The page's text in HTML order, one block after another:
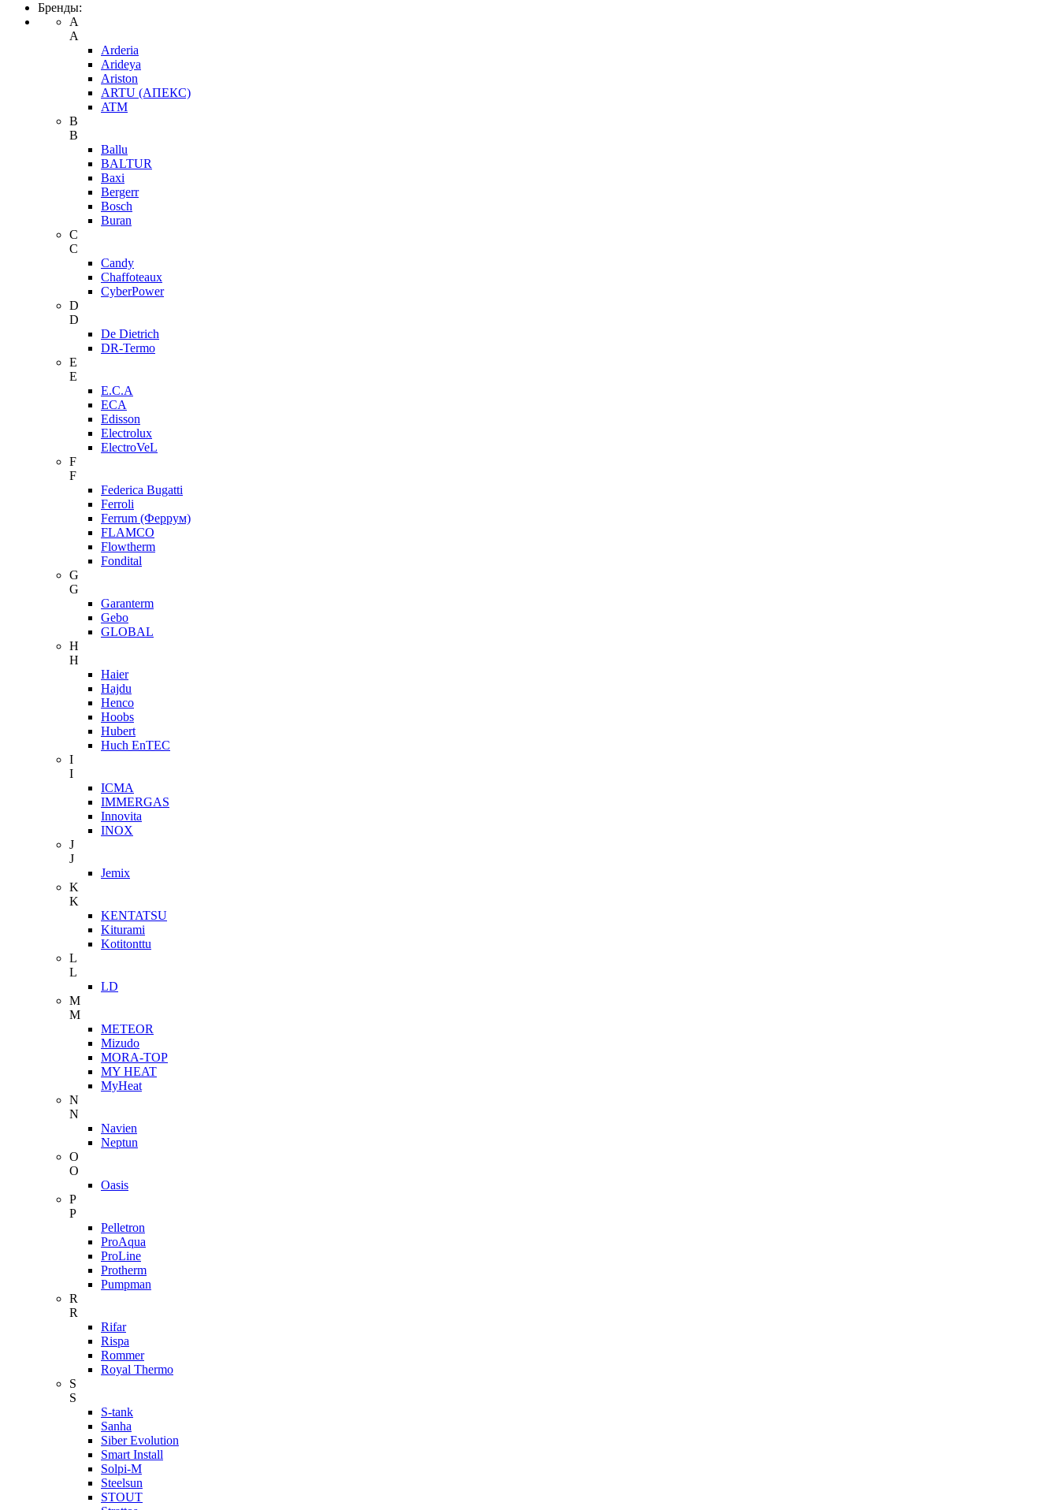
Бренды:
A
A
Arderia
Arideya
Ariston
ARTU (АПЕКС)
ATM
B
B
Ballu
BALTUR
Baxi
Bergerr
Bosch
Buran
C
C
Candy
Chaffoteaux
CyberPower
D
D
De Dietrich
DR-Termo
E
E
E.C.A
ECA
Edisson
Electrolux
ElectroVeL
F
F
Federica Bugatti
Ferroli
Ferrum (Феррум)
FLAMCO
Flowtherm
Fondital
G
G
Garanterm
Gebo
GLOBAL
H
H
Haier
Hajdu
Henco
Hoobs
Hubert
Huch EnTEC
I
I
ICMA
IMMERGAS
Innovita
INOX
J
J
Jemix
K
K
KENTATSU
Kiturami
Kotitonttu
L
L
LD
M
M
METEOR
Mizudo
MORA-TOP
MY HEAT
MyHeat
N
N
Navien
Neptun
O
O
Oasis
P
P
Pelletron
ProAqua
ProLine
Protherm
Pumpman
R
R
Rifar
Rispa
Rommer
Royal Thermo
S
S
S-tank
Sanha
Siber Evolution
Smart Install
Solpi-M
Steelsun
STOUT